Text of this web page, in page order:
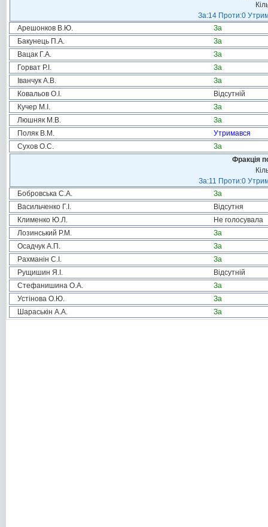
За:14 Проти:0
Арешонков В.Ю.
За
Бакунець П.А.
За
Вацак Г.А.
За
Горват Р.І.
За
Іванчук А.В.
За
Ковальов О.І.
Відсутній
Кучер М.І.
За
Люшняк М.В.
За
Поляк В.М.
Утримався
Сухов О.С.
За
Фракція
За:11 Проти:0
Бобровська С.А.
За
Васильченко Г.І.
Відсутня
Клименко Ю.Л.
Не голосувала
Лозинський Р.М.
За
Осадчук А.П.
За
Рахманін С.І.
За
Рущишин Я.І.
Відсутній
Стефанишина О.А.
За
Устінова О.Ю.
За
Шараськін А.А.
За